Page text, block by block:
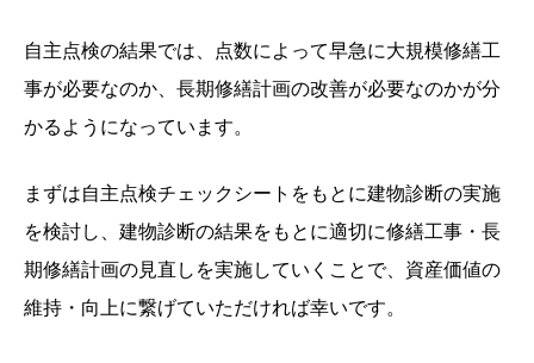
自主点検の結果では、点数によって早急に大規模修繕工
事が必要なのか、長期修繕計画の改善が必要なのかが分
かるようになっています。
まずは自主点検チェックシートをもとに建物診断の実施
を検討し、建物診断の結果をもとに適切に修繕工事・長
期修繕計画の見直しを実施していくことで、資産価値の
維持・向上に繋げていただければ幸いです。